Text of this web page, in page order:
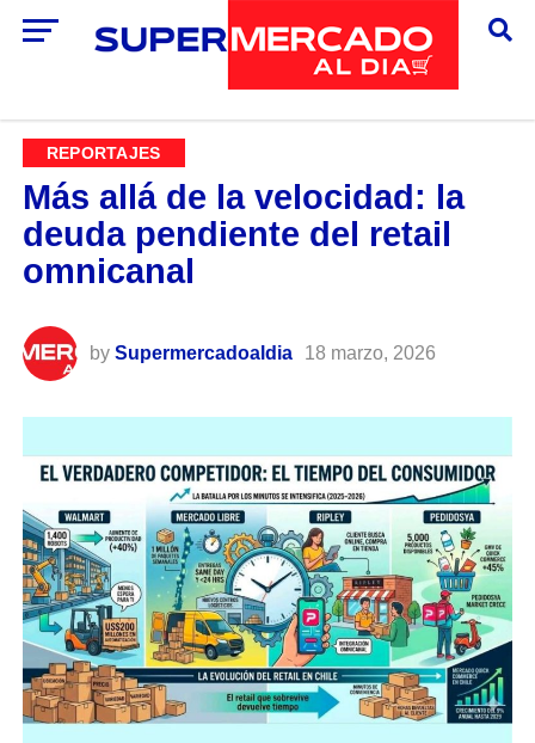
REPORTAJES
Más allá de la velocidad: la
deuda pendiente del retail
omnicanal
by Supermercadoaldia 18 marzo, 2026